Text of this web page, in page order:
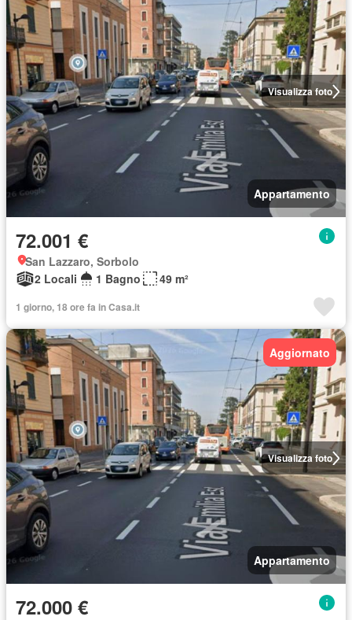
Visualizza foto
Appartamento
72.001 €
San Lazzaro, Sorbolo
2 Locali
1 Bagno 49 m²
1 giorno, 18 ore fa in Casa.it
Visualizza foto
Aggiornato
Appartamento
72.000 €